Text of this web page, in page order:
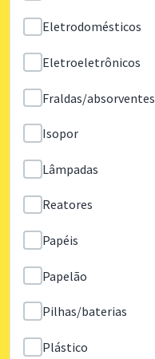
Eletrodomésticos
Eletroeletrônicos
Fraldas/absorventes
Isopor
Lâmpadas
Reatores
Papéis
Papelão
Pilhas/baterias
Plástico